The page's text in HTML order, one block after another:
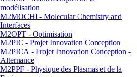
modélisation
M2MOCHI - Molecular Chemistry and
Interfaces
M2OPT - Optimisation
M2PIC - Projet Innovation Conception
M2PICA - Projet Innovation Conception -
Alternance
M2PPF - Physique des Plasmas et de la